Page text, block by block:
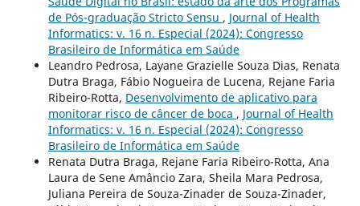
de Pós-graduação Stricto Sensu , Journal of Health
Informatics: v. 16 n. Especial (2024): Congresso
Brasileiro de Informática em Saúde
Leandro Pedrosa, Layane Grazielle Souza Dias, Renata
Dutra Braga, Fábio Nogueira de Lucena, Rejane Faria
Ribeiro-Rotta, Desenvolvimento de aplicativo para
monitorar risco de câncer de boca , Journal of Health
Informatics: v. 16 n. Especial (2024): Congresso
Brasileiro de Informática em Saúde
Renata Dutra Braga, Rejane Faria Ribeiro-Rotta, Ana
Laura de Sene Amâncio Zara, Sheila Mara Pedrosa,
Juliana Pereira de Souza-Zinader de Souza-Zinader,